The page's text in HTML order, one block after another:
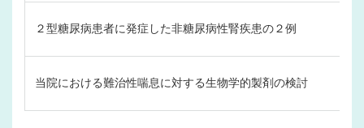
２型糖尿病患者に発症した非糖尿病性腎疾患の２例
当院における難治性喘息に対する生物学的製剤の検討